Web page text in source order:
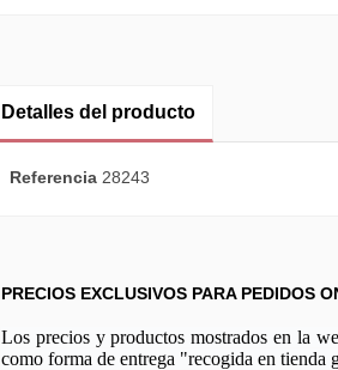
Detalles del producto
Referencia 28243
PRECIOS EXCLUSIVOS PARA PEDIDOS
Los precios y productos mostrados en la
como forma de entrega "recogida en tienda